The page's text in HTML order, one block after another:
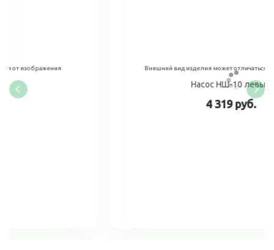
Внешний вид изделия может отличаться от изображения
Насос НШ-10 левый